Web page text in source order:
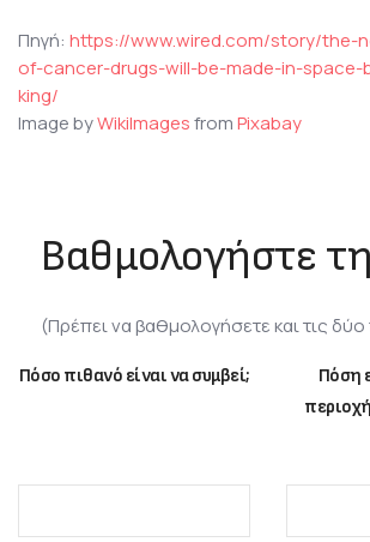
Πηγή: https://www.wired.com/story/the-
of-cancer-drugs-will-be-made-in-
king/
Image byWikiImagesfromPixabay
Βαθμολογήστε
(Πρέπει να βαθμολογήσετε και τις
Πόσο πιθανό είναι να συμβεί;
Πόση